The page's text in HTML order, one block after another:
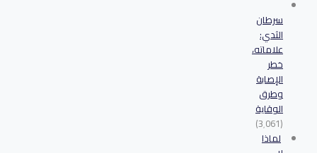
سرطان
الثدي:
علاماته،
خطر
الإصابة
وطرق
الوقاية
(3٬061)
لماذا